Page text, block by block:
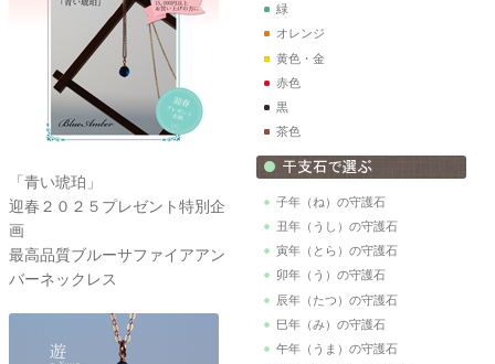
「青い琥珀」
迎春２０２５プレゼント特別企
画
最高品質ブルーサファイアアン
バーネックレス
緑
オレンジ
黄色・金
赤色
黒
茶色
子年（ね）の守護石
丑年（うし）の守護石
寅年（とら）の守護石
卯年（う）の守護石
辰年（たつ）の守護石
巳年（み）の守護石
午年（うま）の守護石